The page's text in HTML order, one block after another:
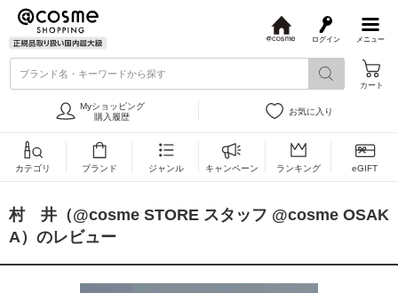
メニュー
ログイン
s
ブランド名・キーワードから探す
カート
Myショッピング
購入履歴
お気に入り
カテゴリ ブランド ジャンル キャンペーン ランキング eGIFT
村 井（@cosme STORE スタッフ @cosme OSAK
A）のレビュー